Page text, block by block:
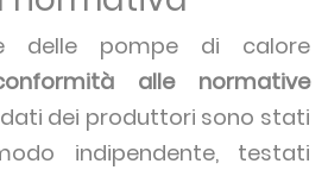
delle pompe di calore
alle normative
dati dei produttori sono stati
indipendente, testati